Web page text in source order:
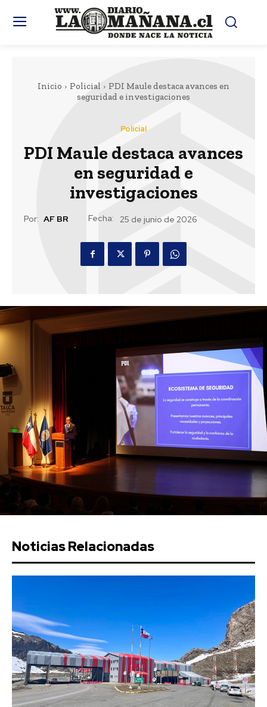
Inicio Policial
PDI Maule destaca avances en
seguridad e investigaciones
Policial
PDI Maule destaca avances
en seguridad e
investigaciones
Por: AF BR Fecha: 25 de junio de 2026
Noticias Relacionadas